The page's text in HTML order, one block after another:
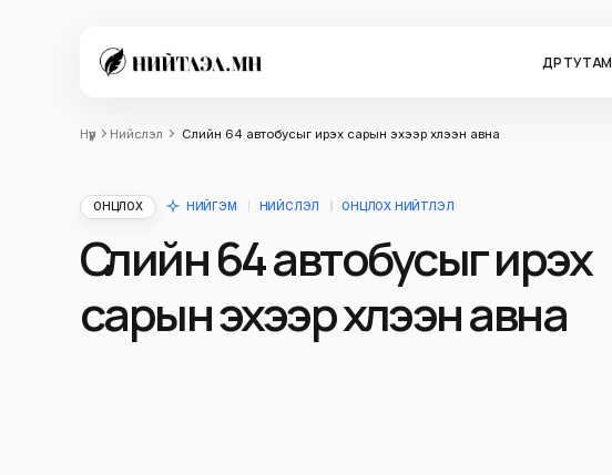
ӨДӨР ТУТАМ
Нүүр Нийслэл Сүүлийн 64 автобусыг ирэх сарын эхээр хүлээн авна
ОНЦЛОХ НИЙГЭМ НИЙСЛЭЛ ОНЦЛОХ НИЙТЛЭЛ
Сүүлийн 64 автобусыг ирэх
сарын эхээр хүлээн авна